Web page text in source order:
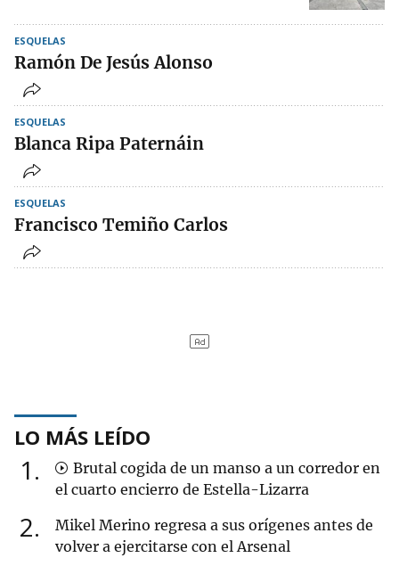
ESQUELAS
Ramón De Jesús Alonso
ESQUELAS
Blanca Ripa Paternáin
ESQUELAS
Francisco Temiño Carlos
LO MÁS LEÍDO
1
Brutal cogida de un manso a un corredor en
el cuarto encierro de Estella-Lizarra
2
Mikel Merino regresa a sus orígenes antes de
volver a ejercitarse con el Arsenal